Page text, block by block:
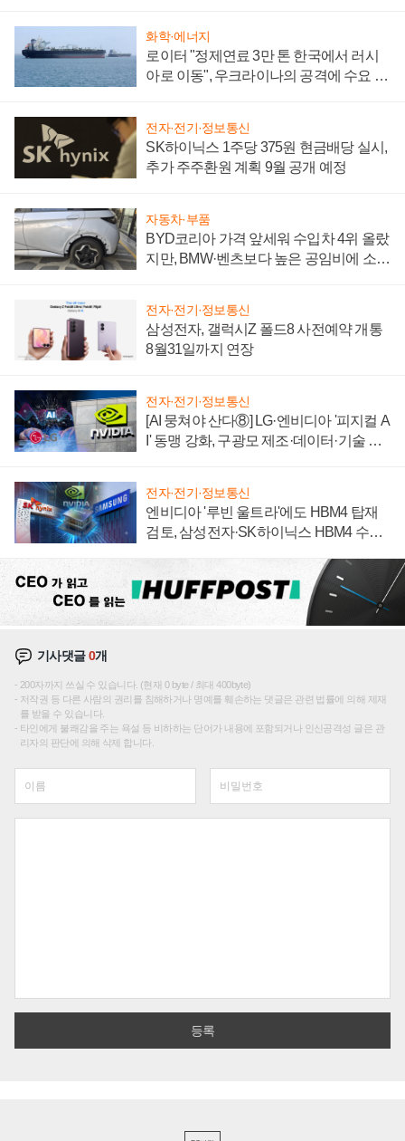
화학·에너지
로이터 "정제연료 3만 톤 한국에서 러시
아로 이동", 우크라이나의 공격에 수요 늘
전자·전기·정보통신
SK하이닉스 1주당 375원 현금배당 실시,
추가 주주환원 계획 9월 공개 예정
자동차·부품
BYD코리아 가격 앞세워 수입차 4위 올랐
지만, BMW·벤츠보다 높은 공임비에 소비
전자·전기·정보통신
삼성전자, 갤럭시Z 폴드8 사전예약 개통
8월31일까지 연장
전자·전기·정보통신
[AI 뭉쳐야 산다⑧] LG·엔비디아 '피지컬 A
I' 동맹 강화, 구광모 제조·데이터·기술 결
전자·전기·정보통신
엔비디아 '루빈 울트라'에도 HBM4 탑재
검토, 삼성전자·SK하이닉스 HBM4 수율
기사댓글0개
200자까지 쓰실 수 있습니다. (현재 0 byte / 최대 400byte)
저작권 등 다른 사람의 권리를 침해하거나 명예를 훼손하는 댓글은 관련 법률에 의해 제재
를 받을 수 있습니다.
타인에게 불쾌감을 주는 욕설 등 비하하는 단어가 내용에 포함되거나 인신공격성 글은 관
리자의 판단에 의해 삭제 합니다.